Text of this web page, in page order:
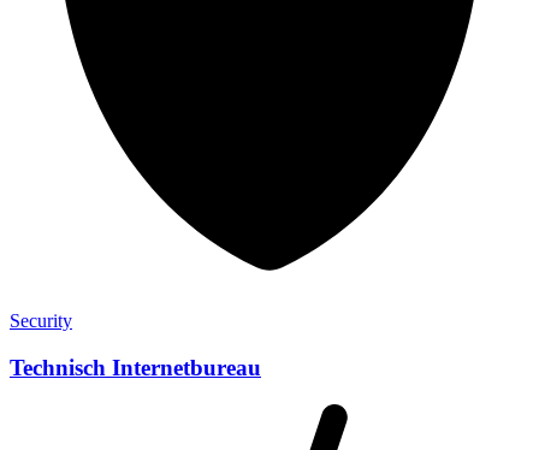
Security
Technisch Internetbureau